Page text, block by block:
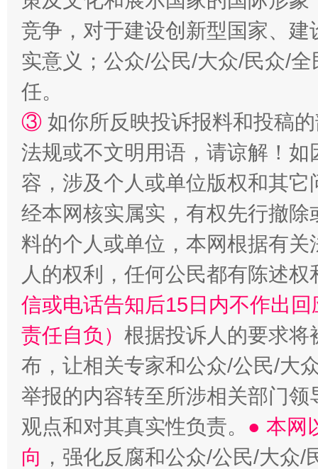
招工难、用工荒背后
竞争，对于建设创新型国家、
实意义；公众/公民/大众/民众/
任。
③ 如你所反映投诉报料和投稿
法规或不文明用语，请谅解！
容，涉及个人或单位版权和其它
经本网核实属实，有权先行撤
料的个人或单位，本网根据有
人的权利，任何公民都有陈述
信或电话告知后15日内不作出
责任自负） 根据投诉人的要求将
布，让相关专家和公众/公民/大
举报的内容转至所涉相关部门
观点和对其真实性负责。 ● 本网
向 ，强化反腐和公众/公民/大众